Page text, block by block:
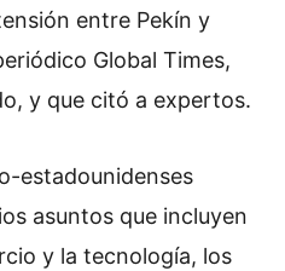
entre Pekín y
Global Times,
y que citó a expertos.
estadounidenses
asuntos que incluyen
y la tecnología, los